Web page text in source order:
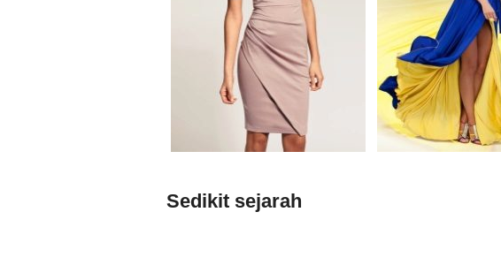
Sedikit sejarah